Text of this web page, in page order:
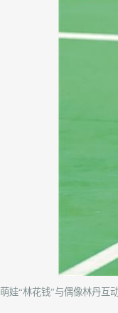
萌娃“林花钱”与偶像林丹互动